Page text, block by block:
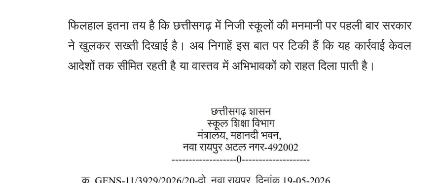
फिलहाल इतना तय है कि छत्तीसगढ़ में निजी स्कूलों की मनमानी पर पहली बार सरकार
ने खुलकर सख्ती दिखाई है। अब निगाहें इस बात पर टिकी हैं कि यह कार्रवाई केवल
आदेशों तक सीमित रहती है या वास्तव में अभिभावकों को राहत दिला पाती है।